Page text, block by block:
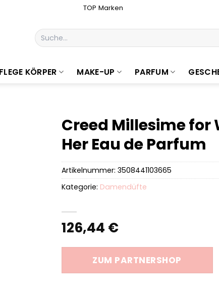
TOP Marken
Suchen
nach:
KÖRPER MAKE-UP PARFUM
Creed Millesime
Her Eau de Parfum
126,44 €
ZUM PARTNERSHOP
Artikelnummer: 3508441103665
Kategorie: Damendüfte